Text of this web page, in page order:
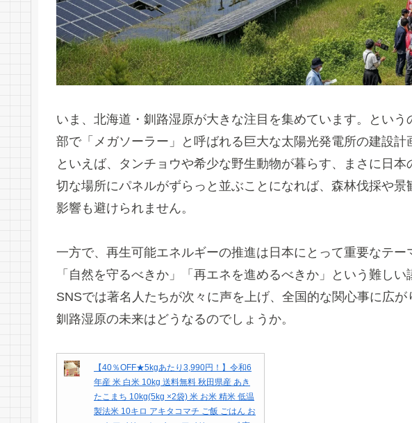
いま、北海道・釧路湿原が大きな注目を集めています。とい
部で「メガソーラー」と呼ばれる巨大な太陽光発電所の建設
といえば、タンチョウや希少な野生動物が暮らす、まさに日
切な場所にパネルがずらっと並ぶことになれば、森林伐採や
影響も避けられません。
一方で、再生可能エネルギーの推進は日本にとって重要なテー
「自然を守るべきか」「再エネを進めるべきか」という難しい
SNSでは著名人たちが次々に声を上げ、全国的な関心事に広が
釧路湿原の未来はどうなるのでしょうか。
【40％OFF★5kgあたり3,990円！】令和6
年産 米 白米 10kg 送料無料 秋田県産 あき
たこまち 10kg(5kg ×2袋) 米 お米 精米 低温
製法米 10キロ アキタコマチ ご飯 ごはん お